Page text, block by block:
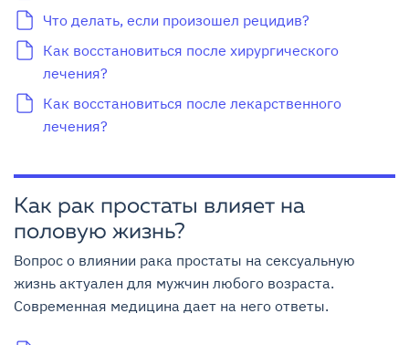
Что делать, если произошел рецидив?
Как восстановиться после хирургического
лечения?
Как восстановиться после лекарственного
лечения?
Как рак простаты влияет на
половую жизнь?
Вопрос о влиянии рака простаты на сексуальную
жизнь актуален для мужчин любого возраста.
Современная медицина дает на него ответы.